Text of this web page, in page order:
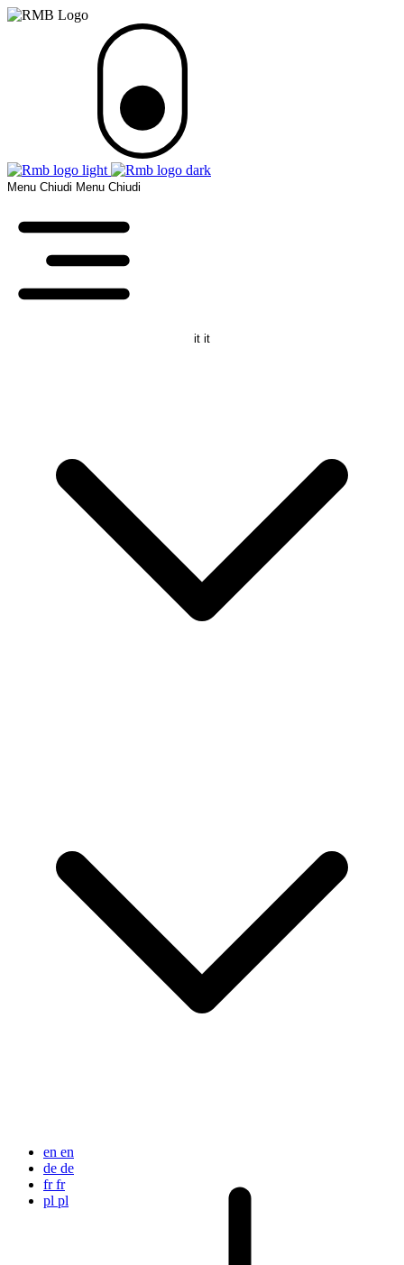
Menu Chiudi Menu Chiudi
it it
en en
de de
fr fr
pl pl